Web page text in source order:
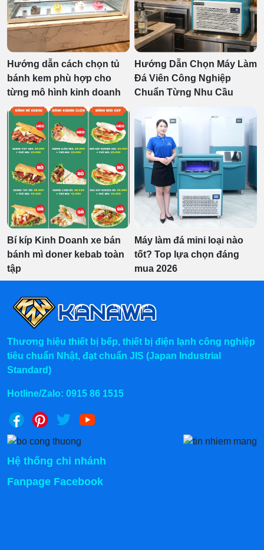
Hướng dẫn cách chọn tủ
bánh kem phù hợp cho
từng mô hình kinh doanh
Hướng Dẫn Chọn Máy Làm
Đá Viên Công Nghiệp
Chuẩn Từng Nhu Cầu
Bí kíp Kinh Doanh xe bán
bánh mì doner kebab toàn
tập
Máy làm đá mini loại nào
tốt? Top lựa chọn đáng
mua 2026
Thương hiệu thiết bị bếp, thiết bị điện lạnh công nghiệp
tiêu chuẩn Nhật, đạt chuẩn JIS (Japan Industrial
Standard)
Hotline/Zalo: 0915 86 1515
Hệ thống chi nhánh
Fanpage Facebook